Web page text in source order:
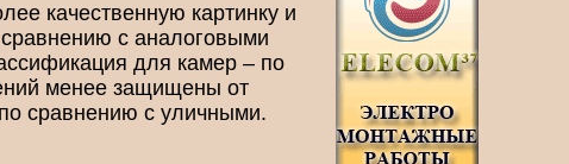
качественную картинку и
с аналоговыми
для камер – по
менее защищены от
сравнению с уличными.